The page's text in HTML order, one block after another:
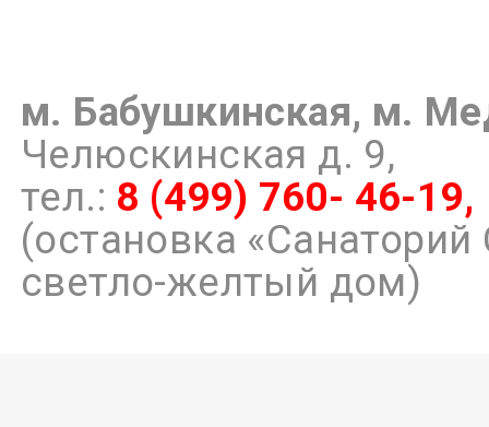
м. Бабушкинская, м.
Челюскинская д. 9,
тел.: 8 (499) 760- 46-
(остановка
светло-желтый дом)